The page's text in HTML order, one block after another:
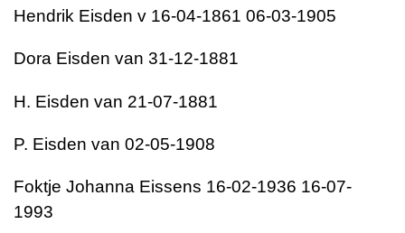
Hendrik Eisden v 16-04-1861 06-03-1905
Dora Eisden van 31-12-1881
H. Eisden van 21-07-1881
P. Eisden van 02-05-1908
Foktje Johanna Eissens 16-02-1936 16-07-
1993